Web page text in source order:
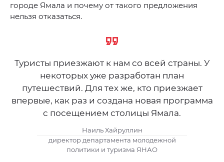
городе Ямала и почему от такого предложения
нельзя отказаться.
Туристы приезжают к нам со всей страны. У
некоторых уже разработан план
путешествий. Для тех же, кто приезжает
впервые, как раз и создана новая программа
с посещением столицы Ямала.
Наиль Хайруллин
директор департамента молодежной
политики и туризма ЯНАО